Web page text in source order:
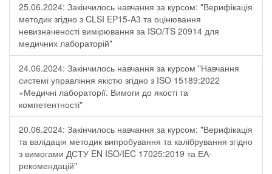
25.06.2024: Закінчилось навчання за курсом: "Верифікація
методик згідно з CLSI EP15-A3 та оцінювання
невизначеності вимірювання за ISО/TS 20914 для
медичних лабораторій"
24.06.2024: Закінчилось навчання за курсом "Навчання
системі управління якістю згідно з ISO 15189:2022
«Медичні лабораторії. Вимоги до якості та
компетентності"
20.06.2024: Закінчилось навчання за курсом: "Верифікація
та валідація методик випробування та калібрування згідно
з вимогами ДСТУ EN ISO/IEC 17025:2019 та ЕА-
рекомендацій"